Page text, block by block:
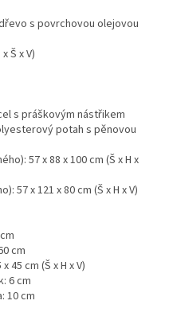
s povrchovou olejovou
Š x V)
s práškovým nástřikem
potah s pěnovou
57 x 88 x 100 cm (Š x H x
57 x 121 x 80 cm (Š x H x V)
cm
45 cm (Š x H x V)
6 cm
10 cm